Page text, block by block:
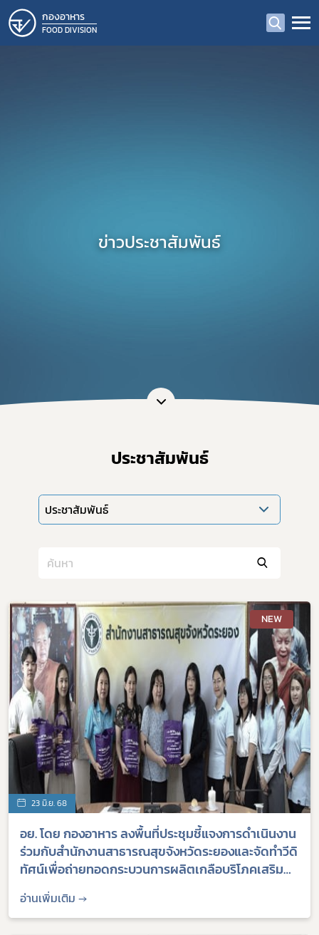
กองอาหาร
FOOD DIVISION
ข่าวประชาสัมพันธ์
ประชาสัมพันธ์
ประชาสัมพันธ์
NEW
23 มิ.ย. 68
อย. โดย กองอาหาร ลงพื้นที่ประชุมชี้แจงการดำเนินงาน
ร่วมกับสำนักงานสาธารณสุขจังหวัดระยองและจัดทำวีดิ
ทัศน์เพื่อถ่ายทอดกระบวนการผลิตเกลือบริโภคเสริม
ไอโอดีนของสถานประกอบการ วันที่ 13 มิถุนายน 2568
ณ จังหวัดระยอง
อ่านเพิ่มเติม →